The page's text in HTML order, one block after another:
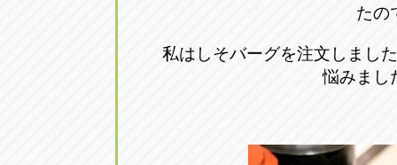
たの
私はしそバーグを注文しまし
悩みま